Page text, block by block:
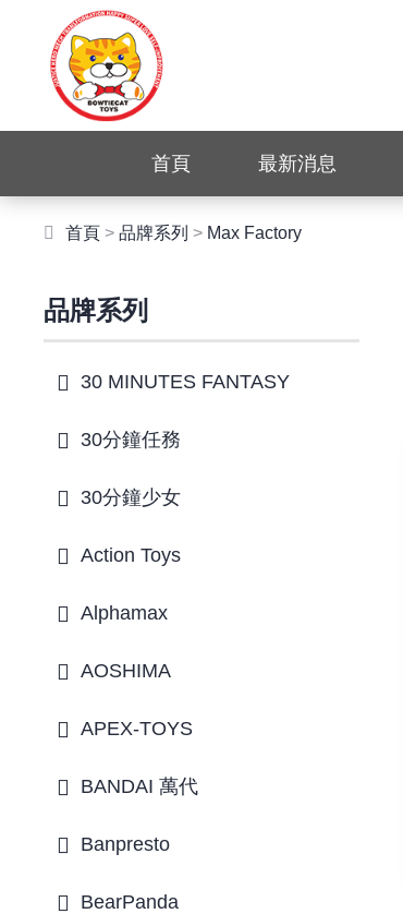
首頁 最新消息
首頁 >品牌系列 > Max Factory
品牌系列
30 MINUTES FANTASY
30分鐘任務
30分鐘少女
Action Toys
Alphamax
AOSHIMA
APEX-TOYS
BANDAI 萬代
Banpresto
BearPanda